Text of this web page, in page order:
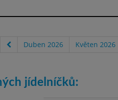
Duben 2026 Květen 2026
jídelníčků: